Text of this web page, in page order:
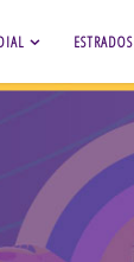
ESTRADOS